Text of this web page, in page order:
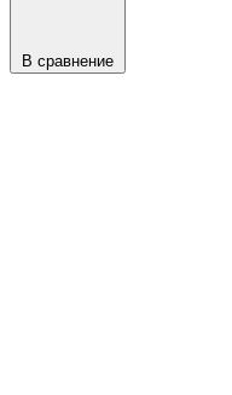
В сравнение